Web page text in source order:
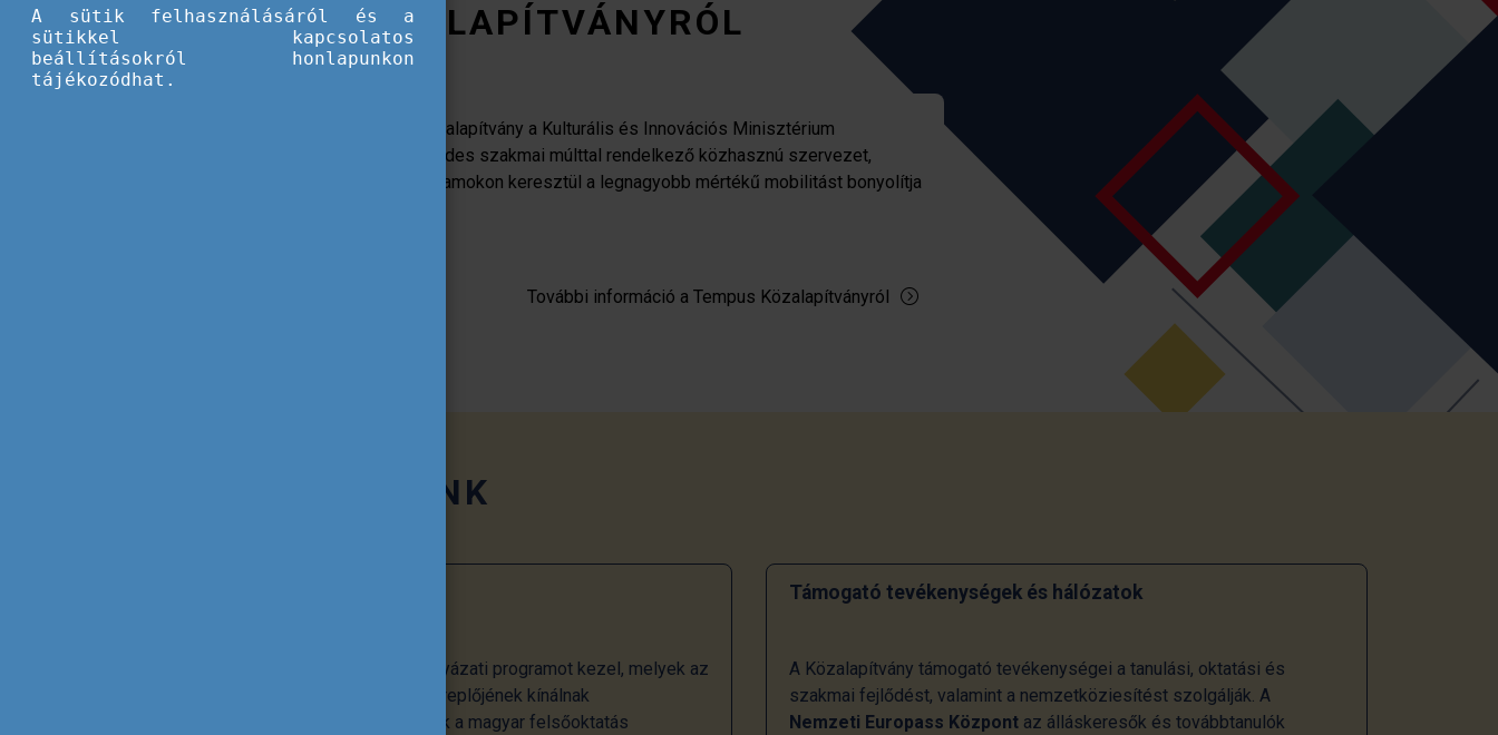
A TEMPUS KÖZALAPÍTVÁNYRÓL
Az 1996-ban létrehozott Tempus Közalapítvány a Kulturális és Innovációs Minisztérium
felügyelete alatt működő, több évtizedes szakmai múlttal rendelkező közhasznú szervezet,
amely az általa kezelt pályázati programokon keresztül a legnagyobb mértékű mobilitást bonyolítja
További információ a Tempus Közalapítványról
TEVÉKENYSÉGÜNK
A Tempus Közalapítvány számos pályázati programot kezel, melyek az
oktatás és képzés minden hazai szereplőjének kínálnak
lehetőségeket, emellett hozzájárulnak a magyar felsőoktatás
Támogató tevékenységek és hálózatok
A Közalapítvány támogató tevékenységei a tanulási, oktatási és
szakmai fejlődést, valamint a nemzetköziesítést szolgálják. A
Nemzeti Europass Központ az álláskeresők és továbbtanulók
A sütik felhasználásáról és a
sütikkel kapcsolatos
beállításokról honlapunkon
tájékozódhat.